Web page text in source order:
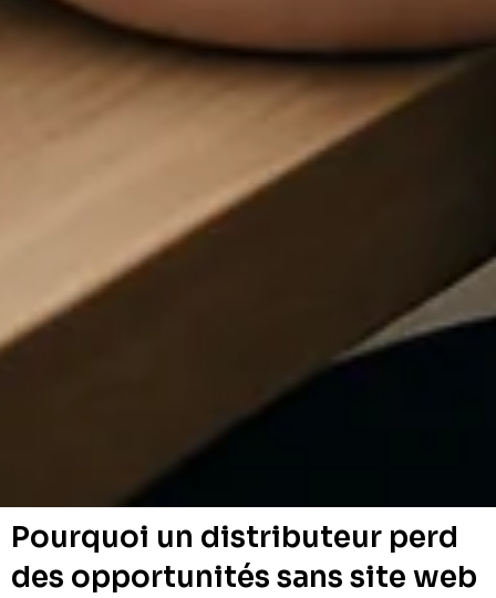
Pourquoi un distributeur perd
des opportunités sans site web